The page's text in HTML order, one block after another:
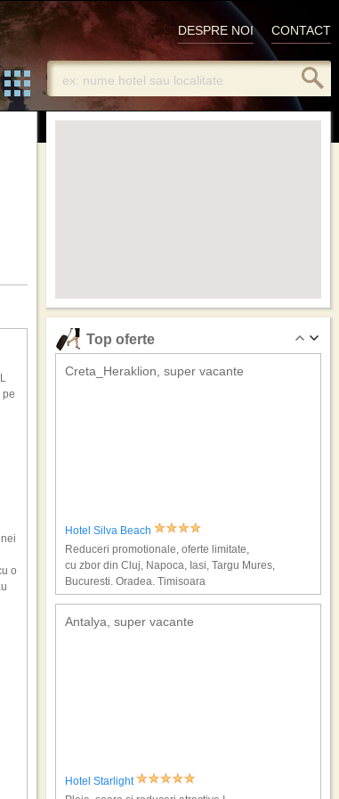
CONTACT
DESPRE NOI
pe
o
Top oferte
Creta_Heraklion, super vacante
Hotel Silva Beach
Reduceri promotionale, oferte limitate,
cu zbor din Cluj, Napoca, Iasi, Targu Mures,
Bucuresti, Oradea, Timisoara
Antalya, super vacante
Hotel Starlight